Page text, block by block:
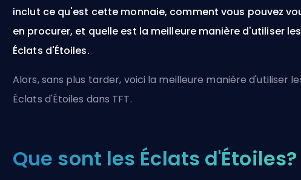
inclut ce qu'est cette monnaie, comment vous pouvez
en procurer, et quelle est la meilleure manière d'utiliser les
Éclats d'Étoiles.
Alors, sans plus tarder, voici la meilleure manière d'utiliser
Éclats d'Étoiles dans TFT.
Que sont les Éclats d'Étoiles?